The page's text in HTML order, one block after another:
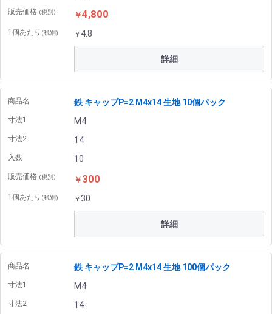
販売価格 (税別) ￥4,800
1個あたり (税別) ￥ 4.8
詳細
商品名 鉄 キャップP=2 M4x14 生地 10個パック
寸法1 M4
寸法2 14
入数 10
販売価格 (税別) ￥ 300
1個あたり (税別) ￥ 30
詳細
商品名 鉄 キャップP=2 M4x14 生地 100個パック
寸法1 M4
寸法2 14